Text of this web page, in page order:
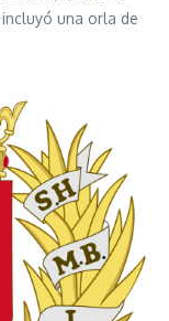
incluyó una orla de